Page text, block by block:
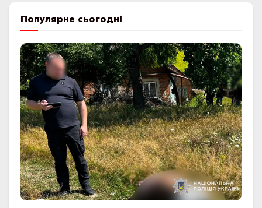
Популярне сьогодні